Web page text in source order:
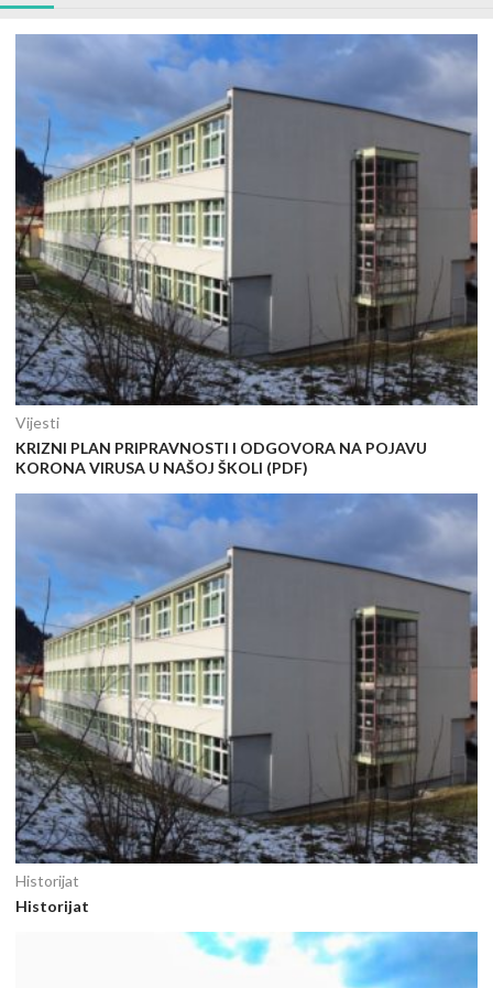
Vijesti
KRIZNI PLAN PRIPRAVNOSTI I ODGOVORA NA POJAVU
KORONA VIRUSA U NAŠOJ ŠKOLI (PDF)
Historijat
Historijat